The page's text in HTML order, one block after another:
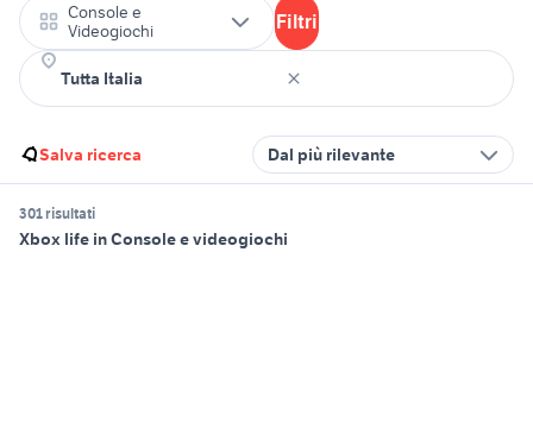
Console e
Videogiochi
Filtri
Salva ricerca Dal più rilevante
301 risultati
Xbox life in Console e videogiochi